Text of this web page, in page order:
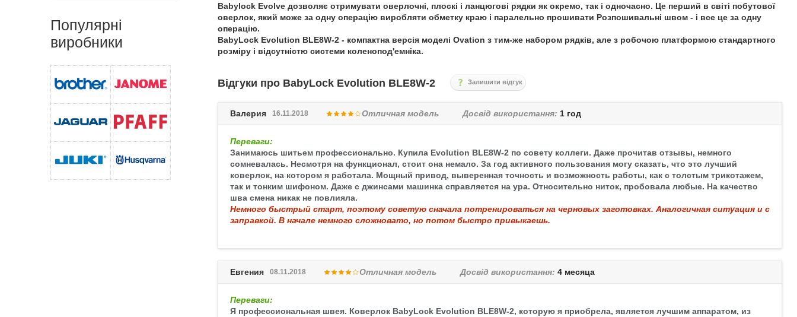
Babylock Evolve дозволяє отримувати оверлочні, плоскі і ланцюгові рядки як окремо, так і одночасно. Це перший в світі побутової
оверлок, який може за одну операцію виробляти обметку краю і паралельно прошивати Розпошивальні швом - і все це за одну
операцію.
BabyLock Evolution BLE8W-2 - компактна версія моделі Ovation з тим-же набором рядків, але з робочою платформою стандартного
розміру і відсутністю системи коленопод'емніка.
Відгуки про BabyLock Evolution BLE8W-2 Залишити відгук
Валерия 16.11.2018 Отличная модель Досвід використання: 1 год
Переваги:
Занимаюсь шитьем профессионально. Купила Evolution BLE8W-2 по совету коллеги. Даже прочитав отзывы, немного
сомневалась. Несмотря на функционал, стоит она немало. За год активного пользования могу сказать, что это лучший
коверлок, на котором я работала. Мощный привод, выверенная точность и возможность работы, как с толстым трикотажем,
так и тонким шифоном. Даже с джинсами машинка справляется на ура. Относительно ниток, пробовала любые. На качество
шва смена никак не повлияла.
Немного быстрый старт, поэтому советую сначала потренироваться на черновых заготовках. Аналогичная ситуация и с
заправкой. В начале немного сложновато, но потом быстро привыкаешь.
Евгения 08.11.2018 Отличная модель Досвід використання: 4 месяца
Переваги:
Я профессиональная швея. Коверлок BabyLock Evolution BLE8W-2, которую я приобрела, является лучшим аппаратом, из
Популярні
виробники